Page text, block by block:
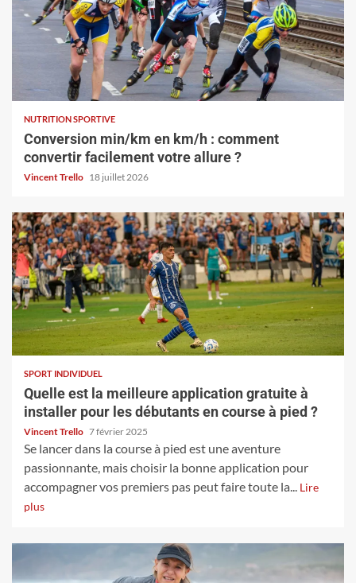
NUTRITION SPORTIVE
Conversion min/km en km/h : comment
convertir facilement votre allure ?
Vincent Trello 18 juillet 2026
SPORT INDIVIDUEL
Quelle est la meilleure application gratuite à
installer pour les débutants en course à pied ?
Vincent Trello 7 février 2025
Se lancer dans la course à pied est une aventure
passionnante, mais choisir la bonne application pour
accompagner vos premiers pas peut faire toute la... Lire
plus